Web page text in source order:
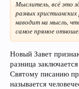
Мыслитель, всё это
разных
наводит на мысль,
самое прямое
Новый Завет
разница
Святому писанию
называется